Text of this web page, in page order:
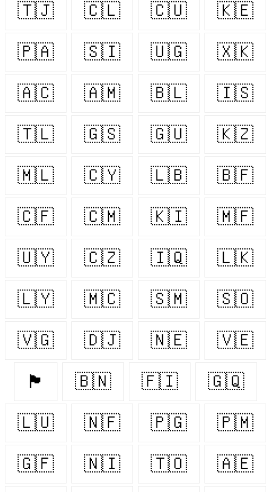
🇹🇯 🇨🇱 🇨🇺 🇰🇪
🇵🇦 🇸🇮 🇺🇬 🇽🇰
🇦🇨 🇦🇲 🇧🇱 🇮🇸
🇹🇱 🇬🇸 🇬🇺 🇰🇿
🇲🇱 🇨🇾 🇱🇧 🇧🇫
🇨🇫 🇨🇲 🇰🇮 🇲🇫
🇺🇾 🇨🇿 🇮🇶 🇱🇰
🇱🇾 🇲🇨 🇸🇲 🇸🇴
🇻🇬 🇩🇯 🇳🇪 🇻🇪
🏴󠁧󠁢󠁷󠁬󠁳󠁿 🇧🇳 🇫🇮 🇬🇶
🇱🇺 🇳🇫 🇵🇬 🇵🇲
🇬🇫 🇳🇮 🇹🇴 🇦🇪